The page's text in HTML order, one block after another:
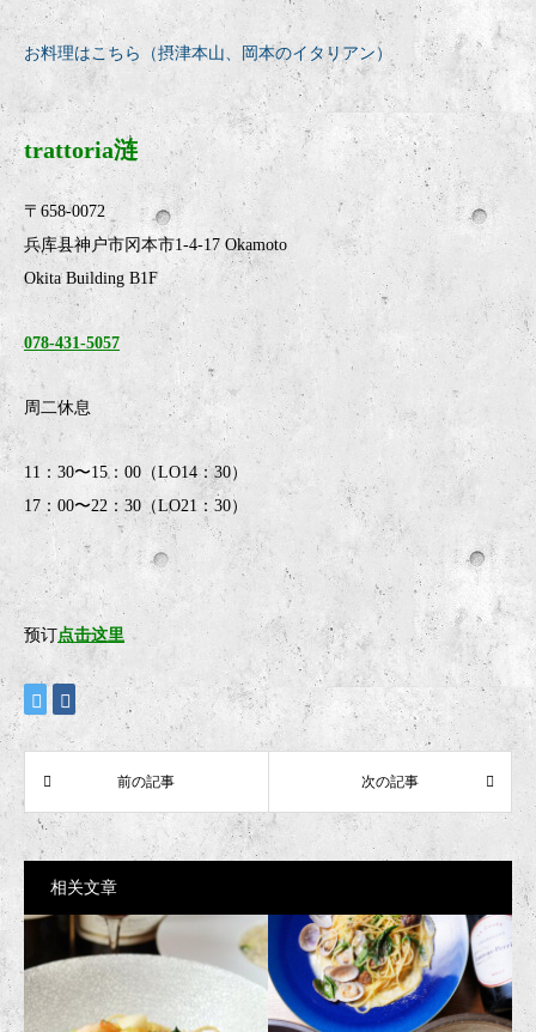
お料理はこちら（摂津本山、岡本のイタリアン）
trattoria涟
〒658-0072
兵库县神户市冈本市1-4-17 Okamoto
Okita Building B1F
078-431-5057
周二休息
11：30〜15：00（LO14：30）
17：00〜22：30（LO21：30）
预订点击这里
相关文章